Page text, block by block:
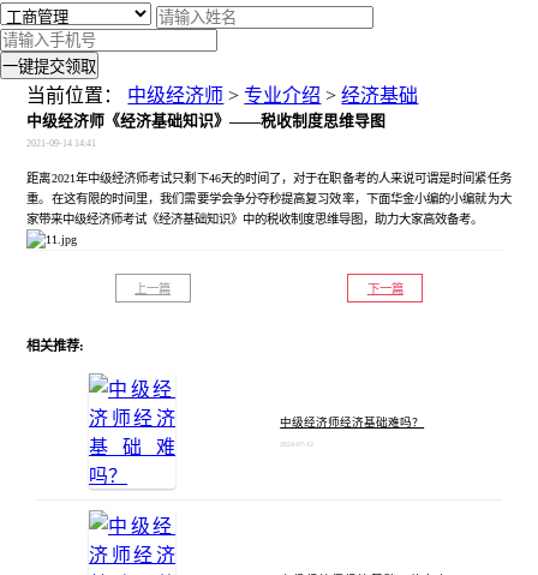
一键提交领取
当前位置： 中级经济师 >专业介绍 >经济基础
中级经济师《经济基础知识》——税收制度思维导图
2021-09-14 14:41
距离2021年中级经济师考试只剩下46天的时间了，对于在职备考的人来说可谓是时间紧任务
重。在这有限的时间里，我们需要学会争分夺秒提高复习效率，下面华金小编的小编就为大
家带来中级经济师考试《经济基础知识》中的税收制度思维导图，助力大家高效备考。
上一篇 下一篇
相关推荐:
中级经济师经济基础难吗？
2024-07-12